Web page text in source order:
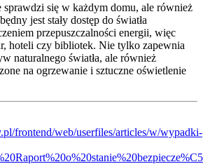
sprawdzi się w każdym domu, ale również
jest stały dostęp do światła
przepuszczalności energii, więc
hoteli czy bibliotek. Nie tylko zapewnia
naturalnego światła, ale również
na ogrzewanie i sztuczne oświetlenie
frontend/web/userfiles/articles/w/wypadki-